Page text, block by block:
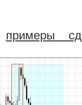
примеры